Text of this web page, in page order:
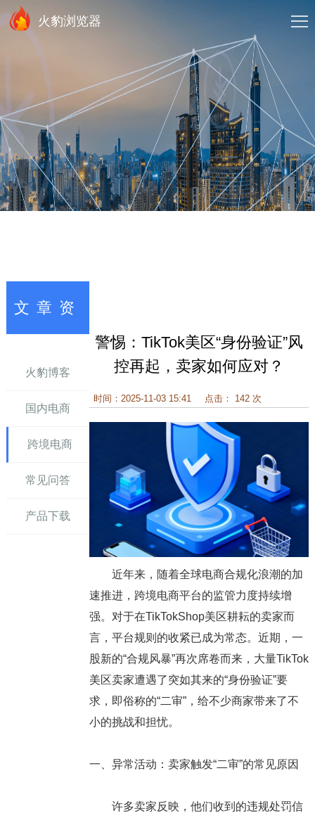
火豹浏览器
文章资
火豹博客
国内电商
跨境电商
常见问答
产品下载
警惕：TikTok美区“身份验证”风
控再起，卖家如何应对？
时间：2025-11-03 15:41 点击： 142 次
近年来，随着全球电商合规化浪潮的加
速推进，跨境电商平台的监管力度持续增
强。对于在TikTokShop美区耕耘的卖家而
言，平台规则的收紧已成为常态。近期，一
股新的“合规风暴”再次席卷而来，大量TikTok
美区卖家遭遇了突如其来的“身份验证”要
求，即俗称的“二审”，给不少商家带来了不
小的挑战和担忧。
一、异常活动：卖家触发“二审”的常见原因
许多卖家反映，他们收到的违规处罚信